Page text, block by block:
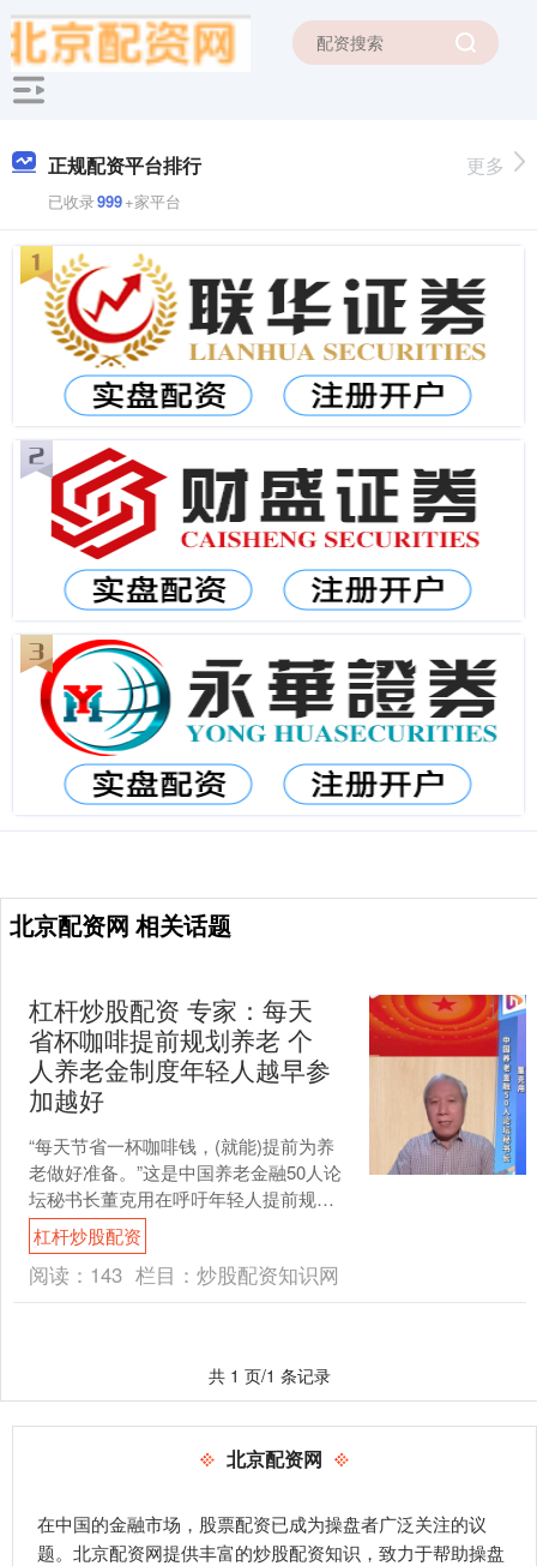
正规配资平台排行
已收录999+家平台
更多
北京配资网 相关话题
杠杆炒股配资 专家：每天
省杯咖啡提前规划养老 个
人养老金制度年轻人越早参
加越好
“每天节省一杯咖啡钱，(就能)提前为养
老做好准备。”这是中国养老金融50人论
坛秘书长董克用在呼吁年轻人提前规划
养老发言中的一句话。 * **快速获利：**
配资杠....
杠杆炒股配资
阅读： 143 栏目： 炒股配资知识网
共 1 页/1 条记录
北京配资网
在中国的金融市场，股票配资已成为操盘者广泛关注的议
题。北京配资网提供丰富的炒股配资知识，致力于帮助操盘